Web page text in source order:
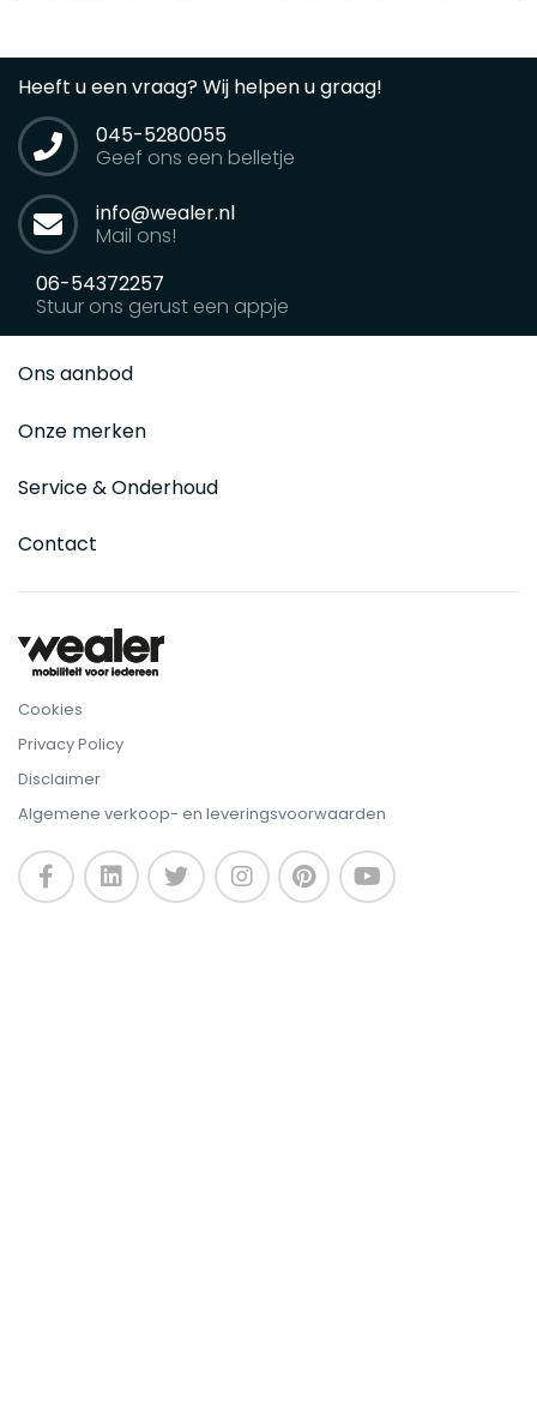
Heeft u een vraag? Wij helpen u graag!
045-5280055
Geef ons een belletje
info@wealer.nl
Mail ons!
06-54372257
Stuur ons gerust een appje
Ons aanbod
Onze merken
Service & Onderhoud
Contact
Cookies
Privacy Policy
Disclaimer
Algemene verkoop- en leveringsvoorwaarden